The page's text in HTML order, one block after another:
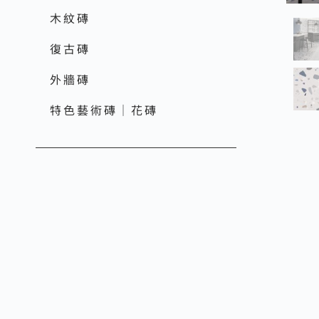
木紋磚
復古磚
外牆磚
特色藝術磚｜花磚